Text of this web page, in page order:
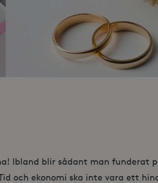
Ibland blir sådant man funderat
och ekonomi ska inte vara ett